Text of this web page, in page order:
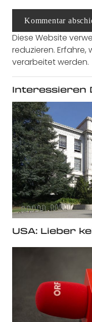
Kommentar
Diese Website
reduzieren. Erfahre,
verarbeitet werden.
Interessieren
USA: Lieber